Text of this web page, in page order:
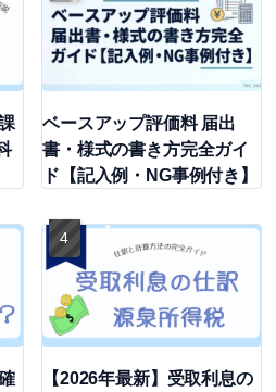
ベースアップ評価料 届出
書・様式の書き方完全ガイ
ド【記入例・NG事例付き】
【2026年最新】受取利息の